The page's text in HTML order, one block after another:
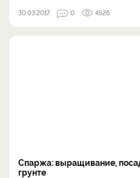
30.03.2017 0 4526
Спаржа: выращивание,
грунте